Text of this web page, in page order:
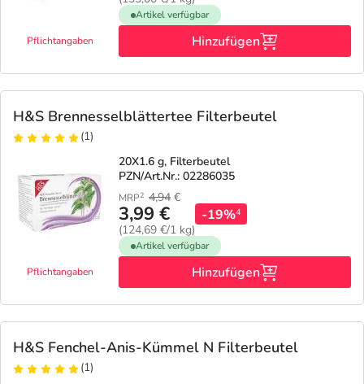
Pflichtangaben
Artikel verfügbar
Hinzufügen
H&S Brennesselblättertee Filterbeutel
(1)
Pflichtangaben
20X1.6 g, Filterbeutel
PZN/Art.Nr.: 02286035
MRP2 4,94 €
3,99 €
(124,69 €/1 kg)
-19%4
Artikel verfügbar
Hinzufügen
H&S Fenchel-Anis-Kümmel N Filterbeutel
(1)